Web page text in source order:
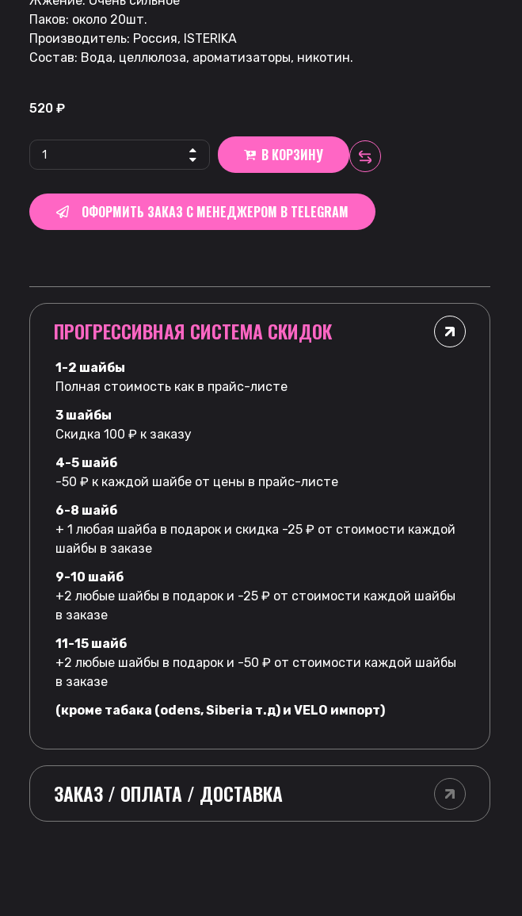
Паков: около 20шт.
Производитель: Россия, ISTERIKA
Состав: Вода, целлюлоза, ароматизаторы, никотин.
520 ₽
В КОРЗИНУ
ОФОРМИТЬ ЗАКАЗ С МЕНЕДЖЕРОМ В TELEGRAM
ПРОГРЕССИВНАЯ СИСТЕМА СКИДОК
1-2 шайбы
Полная стоимость как в прайс-листе
3 шайбы
Скидка 100 ₽ к заказу
4-5 шайб
-50 ₽ к каждой шайбе от цены в прайс-листе
6-8 шайб
+ 1 любая шайба в подарок и скидка -25 ₽ от стоимости каждой
шайбы в заказе
9-10 шайб
+2 любые шайбы в подарок и -25 ₽ от стоимости каждой шайбы
в заказе
11-15 шайб
+2 любые шайбы в подарок и -50 ₽ от стоимости каждой шайбы
в заказе
(кроме табака (odens, Siberia т.д) и VELO импорт)
ЗАКАЗ / ОПЛАТА / ДОСТАВКА